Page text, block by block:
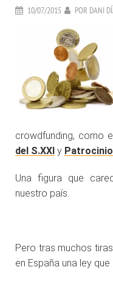
10/07/2015 POR DANI
crowdfunding, como
del S.XXI y
Una figura que
nuestro país.
Pero tras muchos
en España una ley